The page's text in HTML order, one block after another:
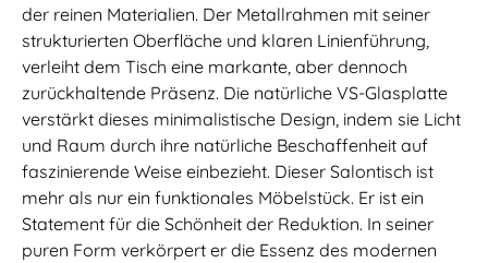
der reinen Materialien. Der Metallrahmen mit seiner
strukturierten Oberfläche und klaren Linienführung,
verleiht dem Tisch eine markante, aber dennoch
zurückhaltende Präsenz. Die natürliche VS-Glasplatte
verstärkt dieses minimalistische Design, indem sie Licht
und Raum durch ihre natürliche Beschaffenheit auf
faszinierende Weise einbezieht. Dieser Salontisch ist
mehr als nur ein funktionales Möbelstück. Er ist ein
Statement für die Schönheit der Reduktion. In seiner
puren Form verkörpert er die Essenz des modernen